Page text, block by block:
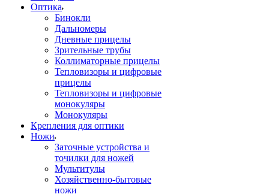
Оптика
Бинокли
Дальномеры
Дневные прицелы
Зрительные трубы
Коллиматорные прицелы
Тепловизоры и цифровые
прицелы
Тепловизоры и цифровые
монокуляры
Монокуляры
Крепления для оптики
Ножи
Заточные устройства и
точилки для ножей
Мультитулы
Хозяйственно-бытовые
ножи